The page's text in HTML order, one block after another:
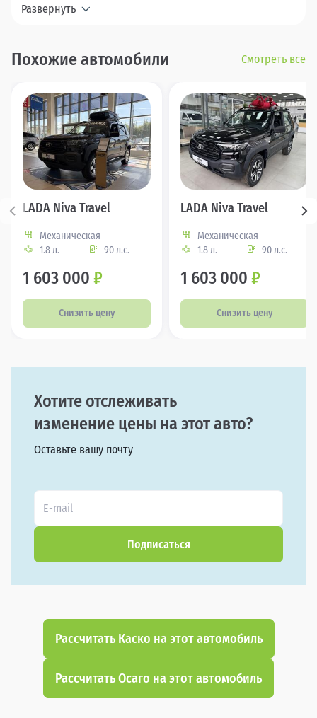
Развернуть
Похожие автомобили Смотреть все
LADA Niva Travel
Механическая
1.8 л.
90 л.с.
1 603 000 ₽
Снизить цену
LADA Niva Travel
Механическая
1.8 л.
90 л.с.
1 603 000 ₽
Снизить цену
Хотите отслеживать
изменение цены на этот авто?
Оставьте вашу почту
Подписаться
Рассчитать Каско на этот автомобиль
Рассчитать Осаго на этот автомобиль